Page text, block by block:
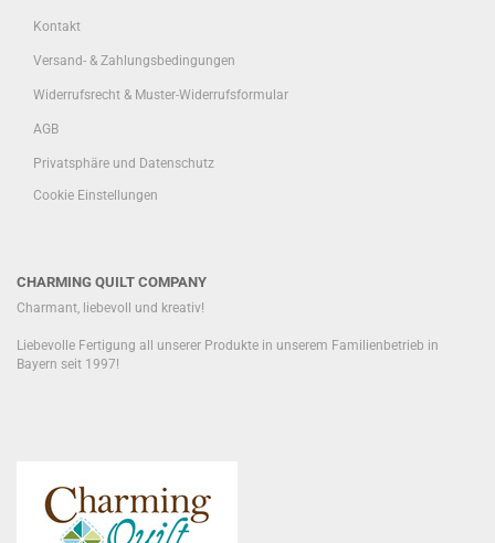
Kontakt
Versand- & Zahlungsbedingungen
Widerrufsrecht & Muster-Widerrufsformular
AGB
Privatsphäre und Datenschutz
Cookie Einstellungen
CHARMING QUILT COMPANY
Charmant, liebevoll und kreativ!
Liebevolle Fertigung all unserer Produkte in unserem Familienbetrieb in
Bayern seit 1997!